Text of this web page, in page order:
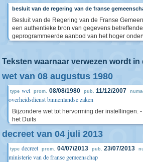
besluit van de regering van de franse
Besluit van de Regering van de Franse
een authentieke bron van gegevens
geprogrammeerde aanbod van het hoger
Teksten waarnaar verwezen wordt
wet van 08 augustus 1980
type wet prom. 08/08/1980 pub. 11/12/2007
overheidsdienst binnenlandse zaken
Bijzondere wet tot hervorming der instellingen.
het Duits
decreet van 04 juli 2013
type decreet prom. 04/07/2013 pub. 23/07/2013
ministerie van de franse gemeenschap